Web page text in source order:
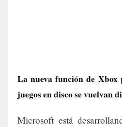
La nueva función de Xbox
juegos en disco se vuelvan
Microsoft está